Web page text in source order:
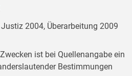
2004, Überarbeitung 2009
ist bei Quellenangabe ein
Bestimmungen